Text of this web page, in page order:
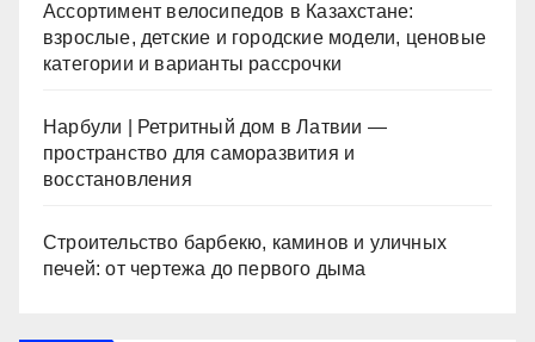
Ассортимент велосипедов в Казахстане:
взрослые, детские и городские модели, ценовые
категории и варианты рассрочки
Нарбули | Ретритный дом в Латвии —
пространство для саморазвития и
восстановления
Строительство барбекю, каминов и уличных
печей: от чертежа до первого дыма